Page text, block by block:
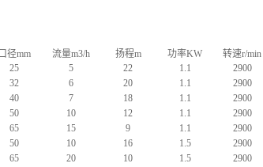
口径mm 流量m3/h 扬程m 功率KW
转速r/min
25 5 22 1.1
2900
32 6 20 1.1
2900
40 7 18 1.1
2900
50 10 12 1.1
2900
65 15 9 1.1
2900
50 10 16 1.5
2900
65 20 10 1.5
2900